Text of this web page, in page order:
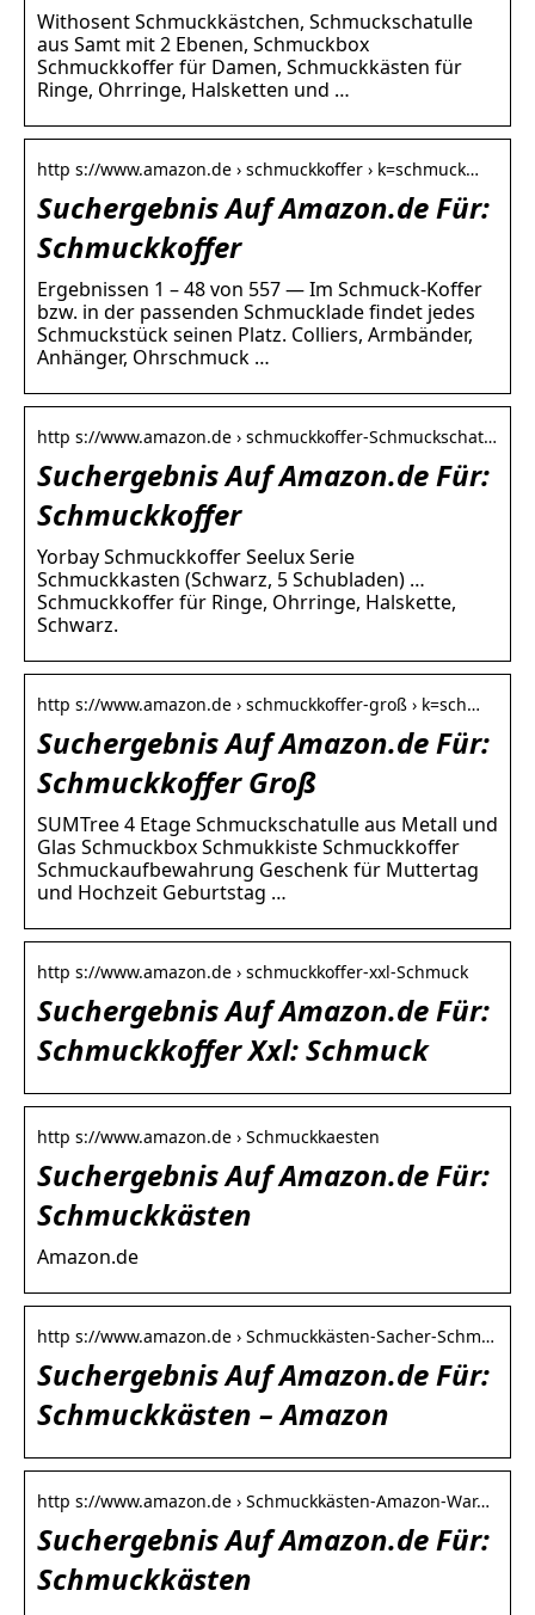
Withosent Schmuckkästchen, Schmuckschatulle
aus Samt mit 2 Ebenen, Schmuckbox
Schmuckkoffer für Damen, Schmuckkästen für
Ringe, Ohrringe, Halsketten und …
http s://www.amazon.de › schmuckkoffer › k=schmuck…
Suchergebnis Auf Amazon.de Für:
Schmuckkoffer
Ergebnissen 1 – 48 von 557 — Im Schmuck-Koffer
bzw. in der passenden Schmucklade findet jedes
Schmuckstück seinen Platz. Colliers, Armbänder,
Anhänger, Ohrschmuck …
http s://www.amazon.de › schmuckkoffer-Schmuckschat…
Suchergebnis Auf Amazon.de Für:
Schmuckkoffer
Yorbay Schmuckkoffer Seelux Serie
Schmuckkasten (Schwarz, 5 Schubladen) …
Schmuckkoffer für Ringe, Ohrringe, Halskette,
Schwarz.
http s://www.amazon.de › schmuckkoffer-groß › k=sch…
Suchergebnis Auf Amazon.de Für:
Schmuckkoffer Groß
SUMTree 4 Etage Schmuckschatulle aus Metall und
Glas Schmuckbox Schmukkiste Schmuckkoffer
Schmuckaufbewahrung Geschenk für Muttertag
und Hochzeit Geburtstag …
http s://www.amazon.de › schmuckkoffer-xxl-Schmuck
Suchergebnis Auf Amazon.de Für:
Schmuckkoffer Xxl: Schmuck
http s://www.amazon.de › Schmuckkaesten
Suchergebnis Auf Amazon.de Für:
Schmuckkästen
Amazon.de
http s://www.amazon.de › Schmuckkästen-Sacher-Schm…
Suchergebnis Auf Amazon.de Für:
Schmuckkästen – Amazon
http s://www.amazon.de › Schmuckkästen-Amazon-War…
Suchergebnis Auf Amazon.de Für:
Schmuckkästen